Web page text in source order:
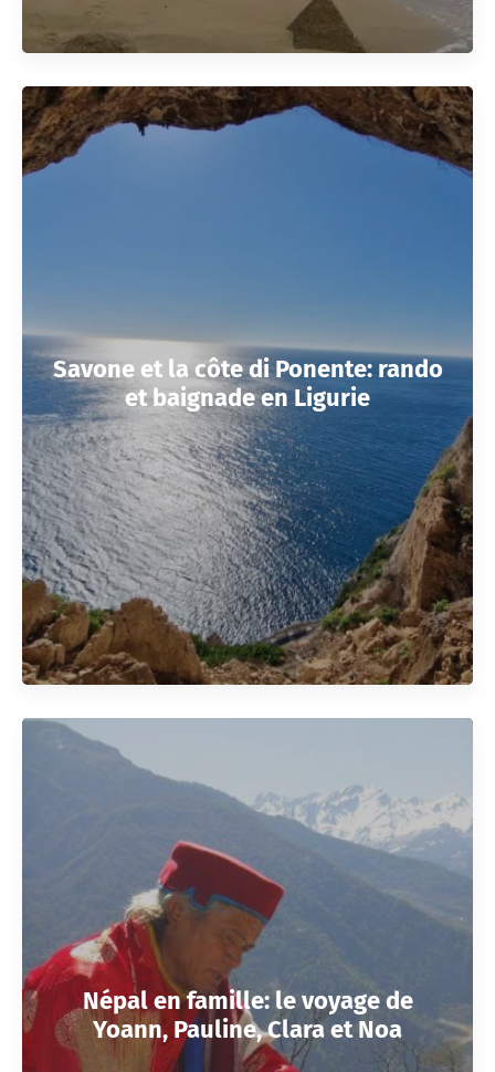
Savone et la côte di Ponente: rando
et baignade en Ligurie
Népal en famille: le voyage de
Yoann, Pauline, Clara et Noa